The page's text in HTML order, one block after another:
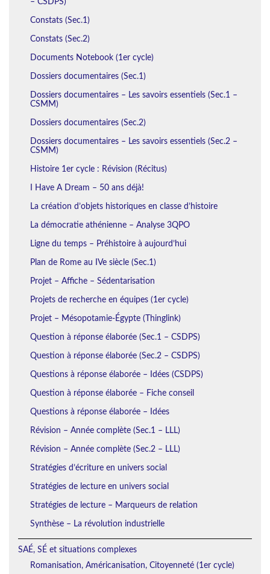
Constats (Sec.1)
Constats (Sec.2)
Documents Notebook (1er cycle)
Dossiers documentaires (Sec.1)
Dossiers documentaires – Les savoirs essentiels (Sec.1 –
CSMM)
Dossiers documentaires (Sec.2)
Dossiers documentaires – Les savoirs essentiels (Sec.2 –
CSMM)
Histoire 1er cycle : Révision (Récitus)
I Have A Dream – 50 ans déjà!
La création d’objets historiques en classe d’histoire
La démocratie athénienne – Analyse 3QPO
Ligne du temps – Préhistoire à aujourd’hui
Plan de Rome au IVe siècle (Sec.1)
Projet – Affiche – Sédentarisation
Projets de recherche en équipes (1er cycle)
Projet – Mésopotamie-Égypte (Thinglink)
Question à réponse élaborée (Sec.1 – CSDPS)
Question à réponse élaborée (Sec.2 – CSDPS)
Questions à réponse élaborée – Idées (CSDPS)
Question à réponse élaborée – Fiche conseil
Questions à réponse élaborée – Idées
Révision – Année complète (Sec.1 – LLL)
Révision – Année complète (Sec.2 – LLL)
Stratégies d’écriture en univers social
Stratégies de lecture en univers social
Stratégies de lecture – Marqueurs de relation
Synthèse – La révolution industrielle
SAÉ, SÉ et situations complexes
Romanisation, Américanisation, Citoyenneté (1er cycle)